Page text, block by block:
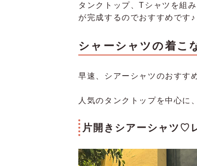
タンクトップ、Tシャツを組
が完成するのでおすすめです♪
シャーシャツの着こ
早速、シアーシャツのおすす
人気のタンクトップを中心に
片開きシアーシャツ♡